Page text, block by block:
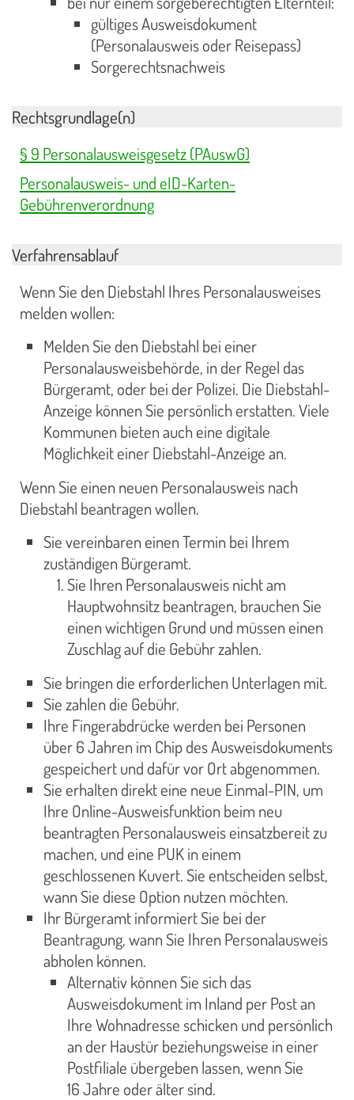
gültiges Ausweisdokument
(Personalausweis oder Reisepass)
Sorgerechtsnachweis
Rechtsgrundlage(n)
§ 9 Personalausweisgesetz (PAuswG)
Personalausweis- und eID-Karten-
Gebührenverordnung
Verfahrensablauf
Wenn Sie den Diebstahl Ihres Personalausweises
melden wollen:
Melden Sie den Diebstahl bei einer
Personalausweisbehörde, in der Regel das
Bürgeramt, oder bei der Polizei. Die Diebstahl-
Anzeige können Sie persönlich erstatten. Viele
Kommunen bieten auch eine digitale
Möglichkeit einer Diebstahl-Anzeige an.
Wenn Sie einen neuen Personalausweis nach
Diebstahl beantragen wollen.
Sie vereinbaren einen Termin bei Ihrem
zuständigen Bürgeramt.
Sie Ihren Personalausweis nicht am
Hauptwohnsitz beantragen, brauchen Sie
einen wichtigen Grund und müssen einen
Zuschlag auf die Gebühr zahlen.
Sie bringen die erforderlichen Unterlagen mit.
Sie zahlen die Gebühr.
Ihre Fingerabdrücke werden bei Personen
über 6 Jahren im Chip des Ausweisdokuments
gespeichert und dafür vor Ort abgenommen.
Sie erhalten direkt eine neue Einmal-PIN, um
Ihre Online-Ausweisfunktion beim neu
beantragten Personalausweis einsatzbereit zu
machen, und eine PUK in einem
geschlossenen Kuvert. Sie entscheiden selbst,
wann Sie diese Option nutzen möchten.
Ihr Bürgeramt informiert Sie bei der
Beantragung, wann Sie Ihren Personalausweis
abholen können.
Alternativ können Sie sich das
Ausweisdokument im Inland per Post an
Ihre Wohnadresse schicken und persönlich
an der Haustür beziehungsweise in einer
Postfiliale übergeben lassen, wenn Sie
16 Jahre oder älter sind.